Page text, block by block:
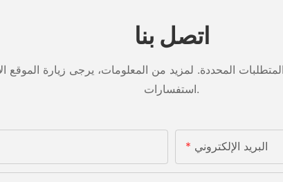
اتصل بنا
المحددة. لمزيد من المعلومات، يرجى زيارة الموقع
استفسارات.
البريد الإلكتروني